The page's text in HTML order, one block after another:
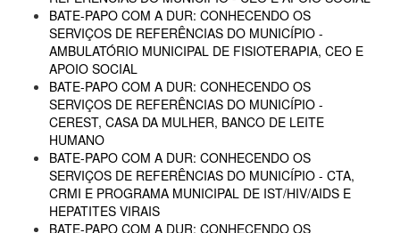
BATE-PAPO COM A DUR: CONHECENDO OS
SERVIÇOS DE REFERÊNCIAS DO MUNICÍPIO -
AMBULATÓRIO MUNICIPAL DE FISIOTERAPIA, CEO E
APOIO SOCIAL
BATE-PAPO COM A DUR: CONHECENDO OS
SERVIÇOS DE REFERÊNCIAS DO MUNICÍPIO -
CEREST, CASA DA MULHER, BANCO DE LEITE
HUMANO
BATE-PAPO COM A DUR: CONHECENDO OS
SERVIÇOS DE REFERÊNCIAS DO MUNICÍPIO - CTA,
CRMI E PROGRAMA MUNICIPAL DE IST/HIV/AIDS E
HEPATITES VIRAIS
BATE-PAPO COM A DUR: CONHECENDO OS